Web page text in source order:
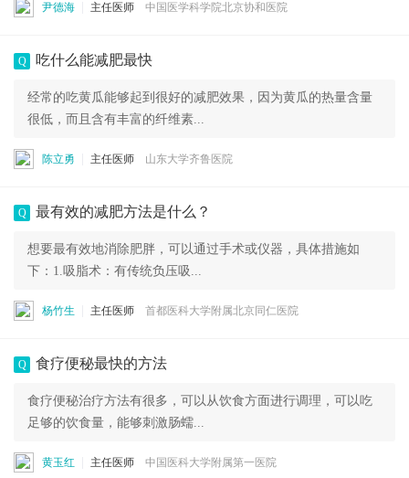
尹德海 主任医师 中国医学科学院北京协和医院
Q 吃什么能减肥最快
经常的吃黄瓜能够起到很好的减肥效果，因为黄瓜的热量含量
很低，而且含有丰富的纤维素...
陈立勇 主任医师 山东大学齐鲁医院
Q 最有效的减肥方法是什么？
想要最有效地消除肥胖，可以通过手术或仪器，具体措施如
下：1.吸脂术：有传统负压吸...
杨竹生 主任医师 首都医科大学附属北京同仁医院
Q 食疗便秘最快的方法
食疗便秘治疗方法有很多，可以从饮食方面进行调理，可以吃
足够的饮食量，能够刺激肠蠕...
黄玉红 主任医师 中国医科大学附属第一医院